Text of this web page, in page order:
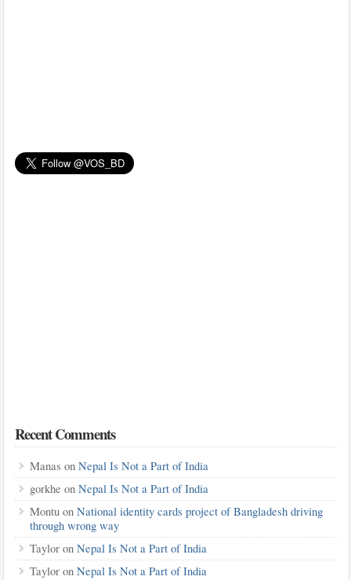
Recent Comments
Manas on Nepal Is Not a Part of India
gorkhe on Nepal Is Not a Part of India
Montuon National identity cards project of Bangladesh driving
through wrong way
Tayloron Nepal Is Not a Part of India
Tayloron Nepal Is Not a Part of India